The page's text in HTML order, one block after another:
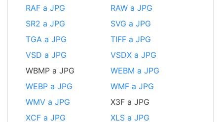
RAF a JPG
RAW a JPG
SR2 a JPG
SVG a JPG
TGA a JPG
TIFF a JPG
VSD a JPG
VSDX a JPG
WBMP a JPG
WEBM a JPG
WEBP a JPG
WMF a JPG
WMV a JPG
X3F a JPG
XCF a JPG
XLS a JPG